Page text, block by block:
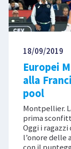
18/09/2019
Europei
alla
pool
Montpellier.
prima
Oggi i
l’onore delle